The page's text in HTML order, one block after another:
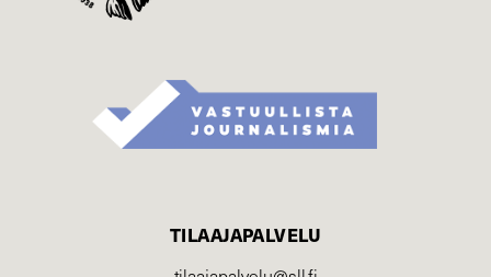
TILAAJAPALVELU